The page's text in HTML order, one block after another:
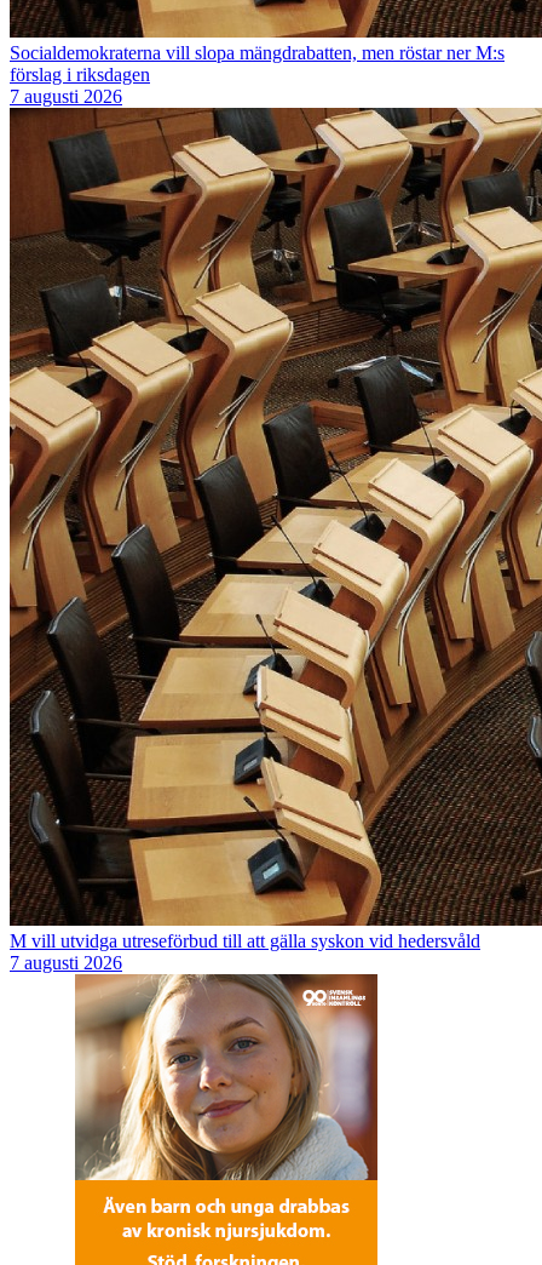
Socialdemokraterna vill slopa mängdrabatten, men röstar ner M:s
förslag i riksdagen
7 augusti 2026
M vill utvidga utreseförbud till att gälla syskon vid hedersvåld
7 augusti 2026